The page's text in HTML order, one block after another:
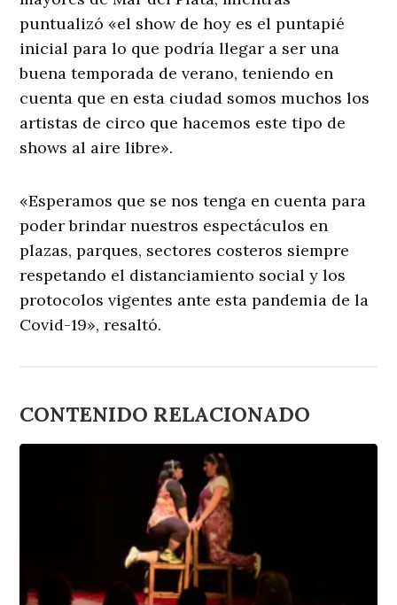
puntualizó «el show de hoy es el puntapié
inicial para lo que podría llegar a ser una
buena temporada de verano, teniendo en
cuenta que en esta ciudad somos muchos los
artistas de circo que hacemos este tipo de
shows al aire libre».
«Esperamos que se nos tenga en cuenta para
poder brindar nuestros espectáculos en
plazas, parques, sectores costeros siempre
respetando el distanciamiento social y los
protocolos vigentes ante esta pandemia de la
Covid-19», resaltó.
CONTENIDO RELACIONADO